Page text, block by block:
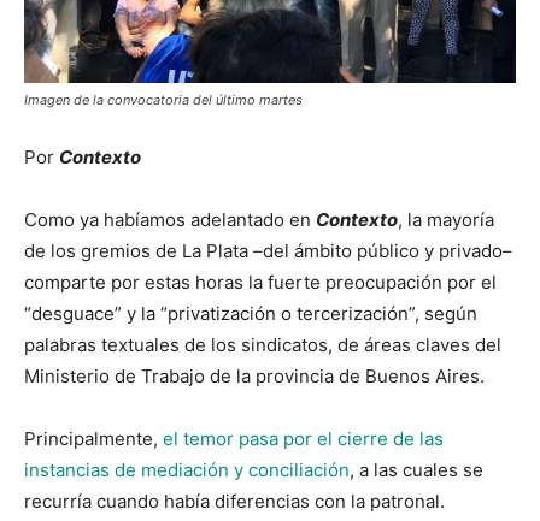
Imagen de la convocatoria del último martes
Por Contexto
Como ya habíamos adelantado en Contexto, la mayoría
de los gremios de La Plata –del ámbito público y privado–
comparte por estas horas la fuerte preocupación por el
“desguace” y la “privatización o tercerización”, según
palabras textuales de los sindicatos, de áreas claves del
Ministerio de Trabajo de la provincia de Buenos Aires.
Principalmente, el temor pasa por el cierre de las
instancias de mediación y conciliación, a las cuales se
recurría cuando había diferencias con la patronal.